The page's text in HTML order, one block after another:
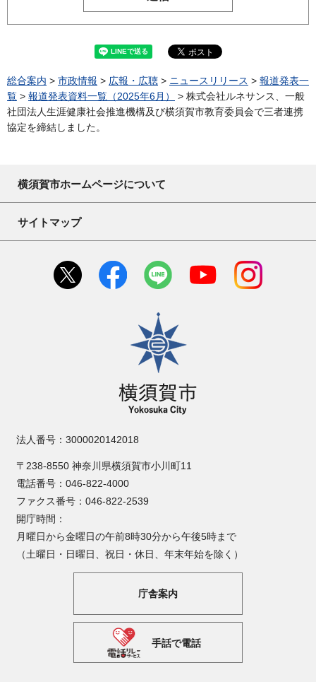
総合案内 > 市政情報 > 広報・広聴 > ニュースリリース > 報道発表一
覧 > 報道発表資料一覧（2025年6月）
> 株式会社ルネサンス、一般
社団法人生涯健康社会推進機構及び横須賀市教育委員会で三者連携
協定を締結しました。
横須賀市ホームページについて
サイトマップ
横須賀市
法人番号：3000020142018
〒238-8550 神奈川県横須賀市小川町11
電話番号：046-822-4000
ファクス番号：046-822-2539
開庁時間：
月曜日から金曜日の午前8時30分から午後5時まで
（土曜日・日曜日、祝日・休日、年末年始を除く）
庁舎案内
手話で電話